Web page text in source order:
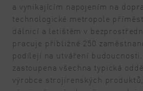
a vynikajícím napojením na
technologické metropole
dálnicí a letištěm v
pracuje přibližně 250
podílejí na utváření
zastoupena všechna typická
výrobce strojírenských